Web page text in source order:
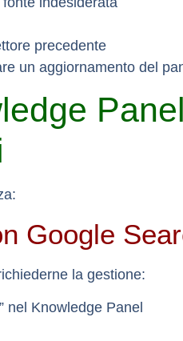
precedente
un aggiornamento del
Google
la gestione:
nel Knowledge Panel